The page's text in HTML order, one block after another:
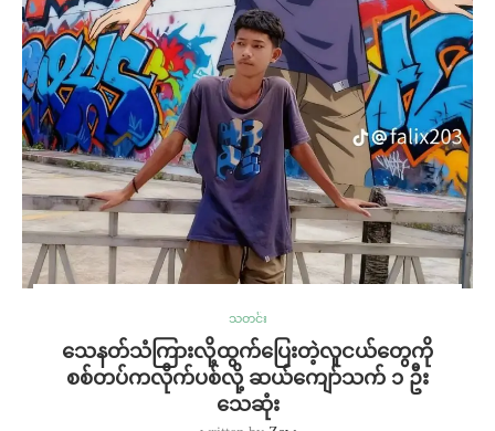
သတင်း
သေနတ်သံကြားလို့ထွက်ပြေးတဲ့လူငယ်တွေကို
စစ်တပ်ကလိုက်ပစ်လို့ ဆယ်ကျော်သက် ၁ ဦး
သေဆုံး